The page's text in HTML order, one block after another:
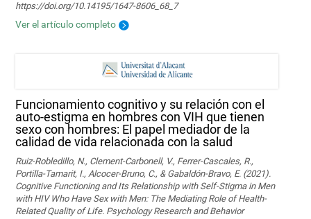
https://doi.org/10.14195/1647-8606_68_7
Ver el artículo completo
Funcionamiento cognitivo y su relación con el
auto-estigma en hombres con VIH que tienen
sexo con hombres: El papel mediador de la
calidad de vida relacionada con la salud
Ruiz-Robledillo, N., Clement-Carbonell, V., Ferrer-Cascales, R.,
Portilla-Tamarit, I., Alcocer-Bruno, C., & Gabaldón-Bravo, E. (2021).
Cognitive Functioning and Its Relationship with Self-Stigma in Men
with HIV Who Have Sex with Men: The Mediating Role of Health-
Related Quality of Life. Psychology Research and Behavior